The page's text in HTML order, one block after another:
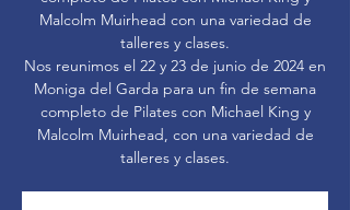
Malcolm Muirhead con una variedad de
talleres y clases.
Nos reunimos el 22 y 23 de junio de 2024 en
Moniga del Garda para un fin de semana
completo de Pilates con Michael King y
Malcolm Muirhead, con una variedad de
talleres y clases.